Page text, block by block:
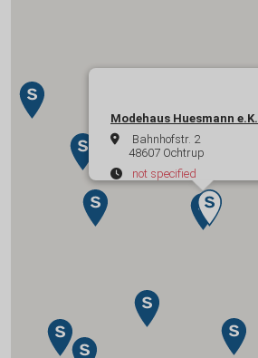
Modehaus Huesmann e.K.
Bahnhofstr. 2
48607 Ochtrup
not specified